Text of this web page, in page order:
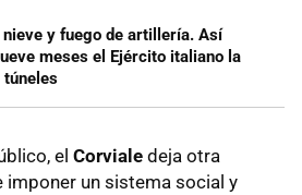
nieve y fuego de artillería. Así
meses el Ejército italiano la
el Corviale deja otra
imponer un sistema social y